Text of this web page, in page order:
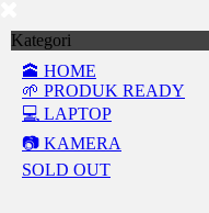
Kategori
🕋 HOME
🌱 PRODUK READY
💻 LAPTOP
📷 KAMERA
SOLD OUT